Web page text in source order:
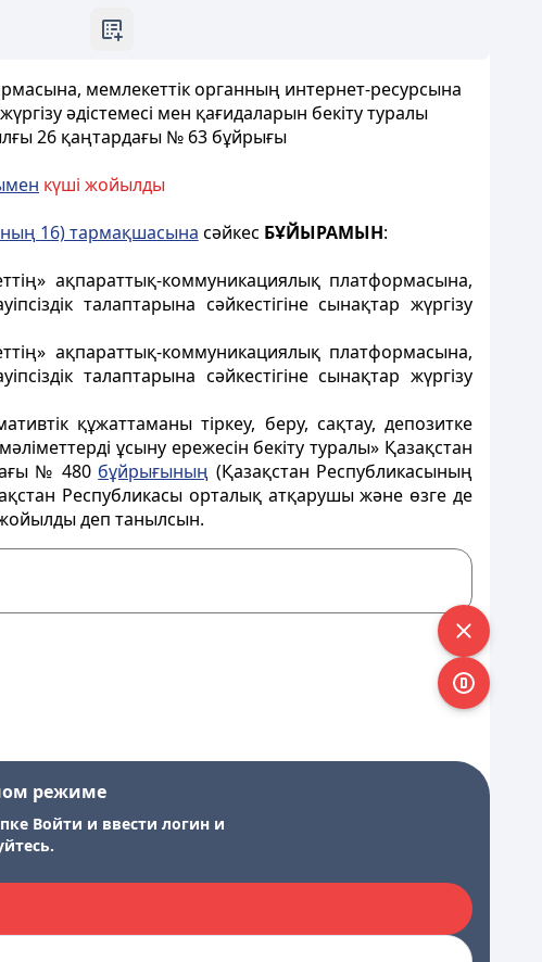
мемлекеттік органның интернет-ресурсына
әдістемесі мен қағидаларын бекіту туралы
26 қаңтардағы № 63 бұйрығы
күші жойылды
16) тармақшасына сәйкес БҰЙЫРАМЫН:
ақпараттық-коммуникациялық платформасына,
талаптарына сәйкестігіне сынақтар жүргізу
ақпараттық-коммуникациялық платформасына,
талаптарына сәйкестігіне сынақтар жүргізу
құжаттаманы тіркеу, беру, сақтау, депозитке
ұсыну ережесін бекіту туралы» Қазақстан
№ 480 бұйрығының (Қазақстан Республикасының
Республикасы орталық атқарушы және өзге де
деп танылсын.
режиме
Войти и ввести логин и